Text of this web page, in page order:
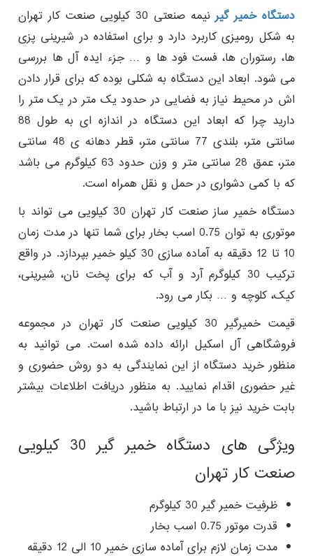
دستگاه خمیر گیر
نیمه صنعتی 30 کیلویی صنعت کار تهران
به شکل رومیزی کاربرد دارد و برای استفاده در شیرینی پزی
ها، رستوران ها، فست فود ها و … جزء ایده آل ها بررسی
می شود. ابعاد این دستگاه به شکلی بوده که برای قرار دادن
اش در محیط نیاز به فضایی در حدود یک متر در یک متر را
دارید چرا که ابعاد این دستگاه در اندازه ای به طول 88
سانتی متر، بلندی 77 سانتی متر، قطر دهانه ی 48 سانتی
متر، عمق 28 سانتی متر و وزن حدود 63 کیلوگرم می باشد
که با کمی دشواری در حمل و نقل همراه است.
دستگاه خمیر ساز صنعت کار تهران 30 کیلویی می تواند با
موتوری به توان 0.75 اسب بخار برای شما تنها در مدت زمان
10 تا 12 دقیقه به آماده سازی 30 کیلو خمیر بپردازد. در واقع
ترکیب 30 کیلوگرم آرد و آب که برای پخت نان، شیرینی،
کیک، کلوچه و … بکار می رود.
قیمت خمیرگیر 30 کیلویی صنعت کار تهران در مجموعه
فروشگاهی آل اسکیل ارائه داده شده است. می توانید به
منظور خرید دستگاه از این نمایندگی به دو روش حضوری و
غیر حضوری اقدام نمایید. به منظور دریافت اطلاعات بیشتر
بابت خرید نیز با ما در ارتباط باشید.
ویژگی های دستگاه خمیر گیر 30 کیلویی
صنعت کار تهران
ظرفیت خمیر گیر 30 کیلوگرم
قدرت موتور 0.75 اسب بخار
مدت زمان لازم برای آماده سازی خمیر 10 الی 12 دقیقه